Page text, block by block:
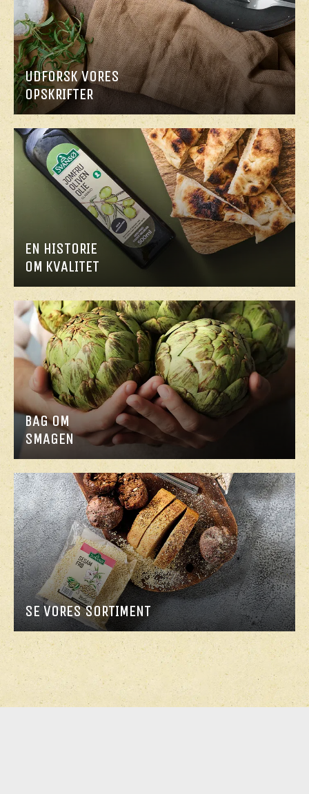
UDFORSK VORES
OPSKRIFTER
EN HISTORIE
OM KVALITET
BAG OM
SMAGEN
SE VORES SORTIMENT